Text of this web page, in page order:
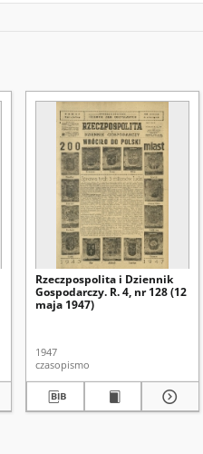
Rzeczpospolita i Dziennik
Gospodarczy. R. 4, nr 128 (12
maja 1947)
1947
czasopismo